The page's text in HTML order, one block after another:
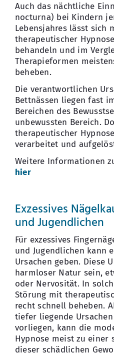
Auch das nächtliche
nocturna) bei Kindern
Lebensjahres lässt sich
therapeutischer
behandeln und im
Therapieformen
beheben.
Die verantwortlichen
Bettnässen liegen fast
Bereichen des
unbewussten Bereich.
therapeutischer
verarbeitet und
Weitere Informationen
hier
Exzessives
und Jugendlichen
Für exzessives
und Jugendlichen kann
Ursachen geben. Diese
harmloser Natur sein,
oder Nervosität. In
Störung mit
recht schnell beheben.
tiefer liegende
vorliegen, kann die
Hypnose meist zu einer
dieser schädlichen